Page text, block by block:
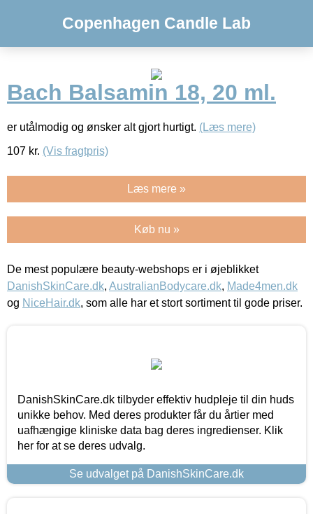
Copenhagen Candle Lab
Bach Balsamin 18, 20 ml.
er utålmodig og ønsker alt gjort hurtigt. (Læs mere)
107 kr. (Vis fragtpris)
Læs mere »
Køb nu »
De mest populære beauty-webshops er i øjeblikket
DanishSkinCare.dk, AustralianBodycare.dk, Made4men.dk
og NiceHair.dk, som alle har et stort sortiment til gode priser.
DanishSkinCare.dk tilbyder effektiv hudpleje til din huds
unikke behov. Med deres produkter får du årtier med
uafhængige kliniske data bag deres ingredienser. Klik
her for at se deres udvalg.
Se udvalget på DanishSkinCare.dk